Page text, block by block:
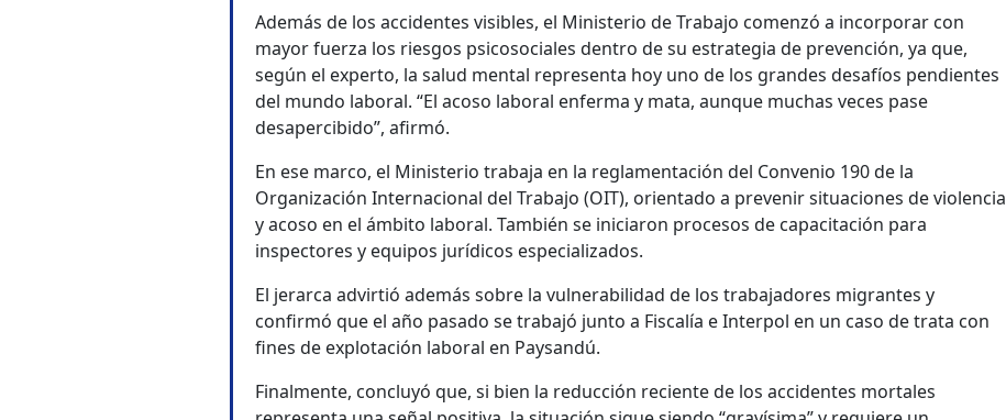
Además de los accidentes visibles, el Ministerio de Trabajo comenzó a incorporar con
mayor fuerza los riesgos psicosociales dentro de su estrategia de prevención, ya que,
según el experto, la salud mental representa hoy uno de los grandes desafíos pendientes
del mundo laboral. “El acoso laboral enferma y mata, aunque muchas veces pase
desapercibido”, afirmó.
En ese marco, el Ministerio trabaja en la reglamentación del Convenio 190 de la
Organización Internacional del Trabajo (OIT), orientado a prevenir situaciones de violencia
y acoso en el ámbito laboral. También se iniciaron procesos de capacitación para
inspectores y equipos jurídicos especializados.
El jerarca advirtió además sobre la vulnerabilidad de los trabajadores migrantes y
confirmó que el año pasado se trabajó junto a Fiscalía e Interpol en un caso de trata con
fines de explotación laboral en Paysandú.
Finalmente, concluyó que, si bien la reducción reciente de los accidentes mortales